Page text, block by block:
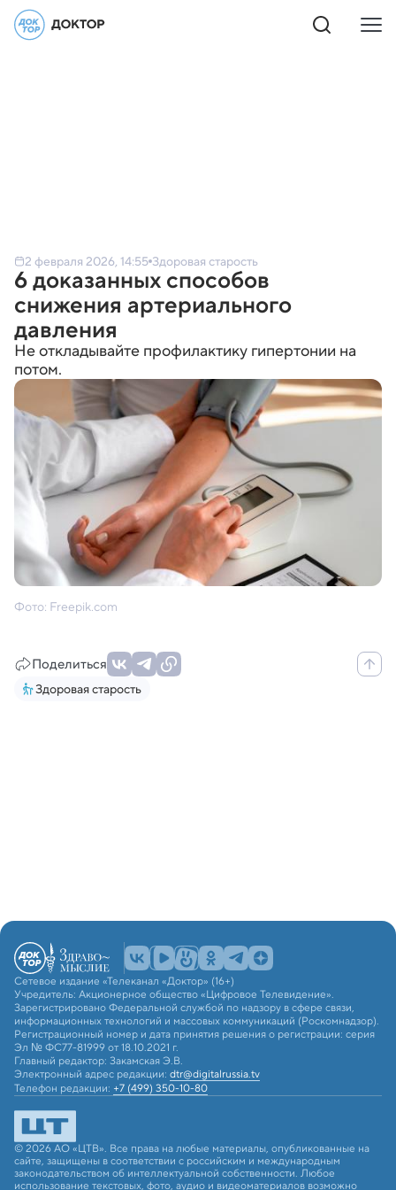
2 февраля 2026, 14:55 Здоровая старость
6 доказанных способов
снижения артериального
давления
Не откладывайте профилактику гипертонии на
потом.
Фото: Freepik.com
Поделиться
Здоровая старость
Сетевое издание «Телеканал «Доктор» (16+)
Учредитель: Акционерное общество «Цифровое Телевидение».
Зарегистрировано Федеральной службой по надзору в сфере связи,
информационных технологий и массовых коммуникаций (Роскомнадзор).
Регистрационный номер и дата принятия решения о регистрации: серия
Эл № ФС77-81999 от 18.10.2021 г.
Главный редактор: Закамская Э.В.
Электронный адрес редакции: dtr@digitalrussia.tv
Телефон редакции: +7 (499) 350-10-80
© 2026 АО «ЦТВ». Все права на любые материалы, опубликованные на
сайте, защищены в соответствии с российским и международным
законодательством об интеллектуальной собственности. Любое
использование текстовых, фото, аудио и видеоматериалов возможно